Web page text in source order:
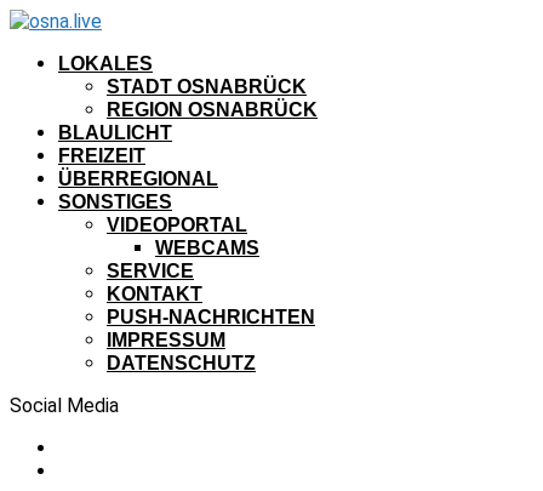
LOKALES
STADT OSNABRÜCK
REGION OSNABRÜCK
BLAULICHT
FREIZEIT
ÜBERREGIONAL
SONSTIGES
VIDEOPORTAL
WEBCAMS
SERVICE
KONTAKT
PUSH-NACHRICHTEN
IMPRESSUM
DATENSCHUTZ
Social Media